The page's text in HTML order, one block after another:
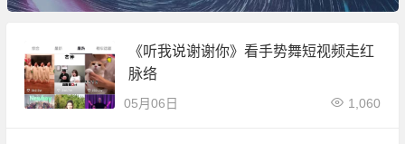
《听我说谢谢你》看手势舞短视频走红
脉络
05月06日 1,060